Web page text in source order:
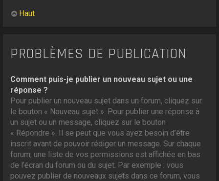
Haut
PROBLÈMES DE PUBLICATION
Comment puis-je publier un nouveau sujet ou une
réponse ?
Pour publier un nouveau sujet dans un forum, cliquez sur
le bouton « Nouveau sujet ». Pour publier une réponse à
un sujet ou un message, cliquez sur le bouton
« Répondre ». Il se peut que vous ayez besoin d’être
inscrit avant de pouvoir rédiger un message. Sur chaque
forum, une liste de vos permissions est affichée en bas
de l’écran du forum ou du sujet. Par exemple : vous
pouvez publier de nouveaux sujets dans ce forum, vous